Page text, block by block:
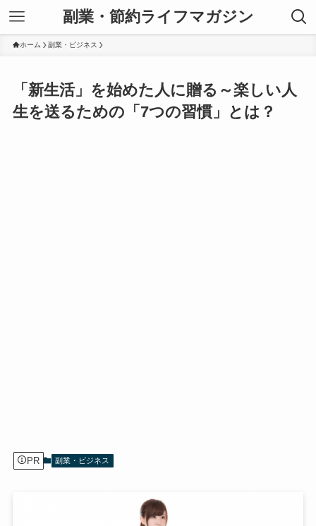
副業・節約ライフマガジン
ホーム 副業・ビジネス
「新生活」を始めた人に贈る～楽しい人
生を送るための「7つの習慣」とは？
PR 副業・ビジネス